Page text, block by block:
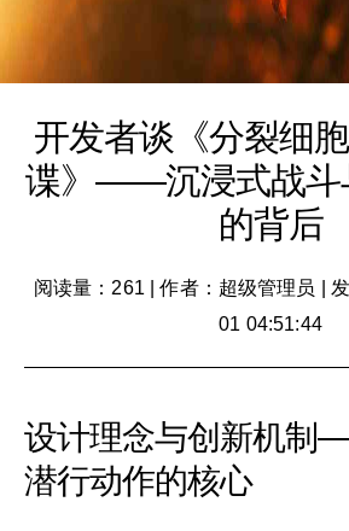
开发者谈《分裂细
谍》——沉浸式战斗
的背后
阅读量：261 |作者：超级管理员
01 04:51:44
设计理念与创新机制
潜行动作的核心